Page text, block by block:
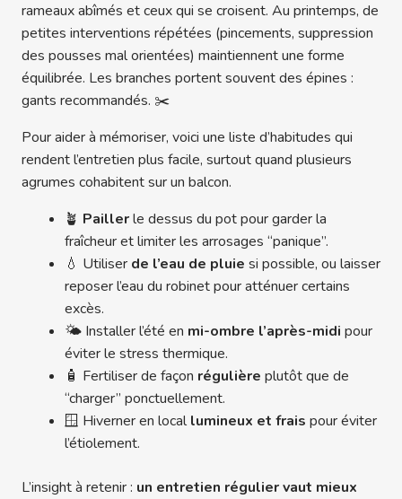
rameaux abîmés et ceux qui se croisent. Au printemps, de
petites interventions répétées (pincements, suppression
des pousses mal orientées) maintiennent une forme
équilibrée. Les branches portent souvent des épines :
gants recommandés. ✂️
Pour aider à mémoriser, voici une liste d’habitudes qui
rendent l’entretien plus facile, surtout quand plusieurs
agrumes cohabitent sur un balcon.
🪴 Paillerle dessus du pot pour garder la
fraîcheur et limiter les arrosages “panique”.
💧 Utiliser de l’eau de pluie si possible, ou laisser
reposer l’eau du robinet pour atténuer certains
excès.
🌤️ Installer l’été en mi-ombre l’après-midi pour
éviter le stress thermique.
🧴 Fertiliser de façon régulière plutôt que de
“charger” ponctuellement.
🪟 Hiverner en locallumineux et frais pour éviter
l’étiolement.
L’insight à retenir : un entretien régulier vaut mieux